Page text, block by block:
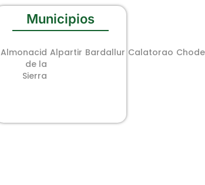
Municipios
Almonacid
de la
Sierra
Alpartir Bardallur Calatorao